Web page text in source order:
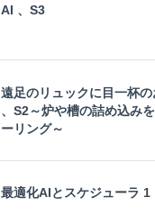
AI 、S3
遠足のリュックに目一杯
、S2～炉や槽の詰め込み
ーリング～
最適化AIとスケジューラ 1